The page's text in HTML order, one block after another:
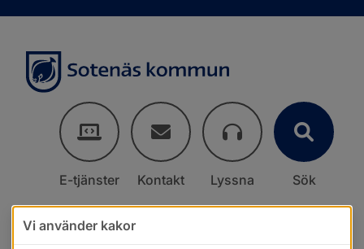
E-tjänster Kontakt Lyssna Sök
Vi använder kakor